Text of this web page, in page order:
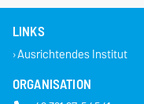
LINKS
Ausrichtendes Institut
ORGANISATION